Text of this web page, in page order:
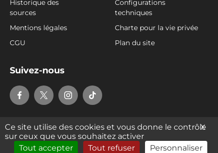
Historique des
sources
Mentions légales
CGU
Configurations
techniques
Charte pour la vie privée
Plan du site
Suivez-nous
Page
Département
de
la
Page
Département
de
la
Page
Département
de
Département
de
la
Tous droits de reproduction et de diffusion réservés ©2024
Département de la Haute-Savoie
X
Ce site utilise des cookies et vous donne le contrôle
sur ceux que vous souhaitez activer
Tout accepter
Tout refuser Personnaliser